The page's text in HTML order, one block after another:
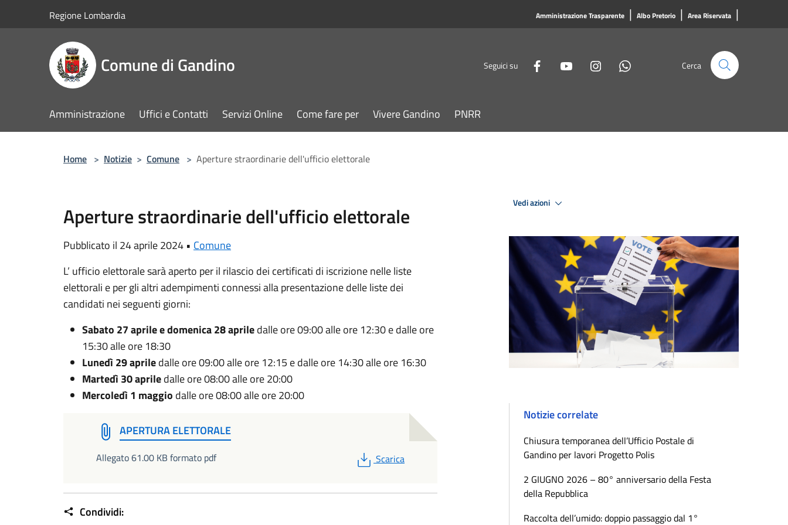
Regione Lombardia Amministrazione Trasparente | Albo Pretorio | Area Riservata |
Comune di Gandino Seguici su Cerca
Amministrazione Uffici e Contatti Servizi Online Come fare per Vivere Gandino PNRR
Home > Notizie > Comune > Aperture straordinarie dell'ufficio elettorale
Aperture straordinarie dell'ufficio elettorale
Pubblicato il 24 aprile 2024 • Comune
L’ ufficio elettorale sarà aperto per il rilascio dei certificati di iscrizione nelle liste
elettorali e per gli altri adempimenti connessi alla presentazione delle liste dei
candidati nei seguenti giorni:
Sabato 27 aprile e domenica 28 apriledalle ore 09:00 alle ore 12:30 e dalle ore
15:30 alle ore 18:30
Lunedì 29 apriledalle ore 09:00 alle ore 12:15 e dalle ore 14:30 alle ore 16:30
Martedì 30 apriledalle ore 08:00 alle ore 20:00
Mercoledì 1 maggio dalle ore 08:00 alle ore 20:00
APERTURA ELETTORALE
Allegato 61.00 KB formato pdf PDF
Scarica
Condividi:
Vedi azioni
Notizie correlate
Chiusura temporanea dell’Ufficio Postale di
Gandino per lavori Progetto Polis
2 GIUGNO 2026 – 80° anniversario della Festa
della Repubblica
Raccolta dell’umido: doppio passaggio dal 1°